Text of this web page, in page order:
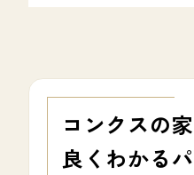
コンクスの
良くわかる